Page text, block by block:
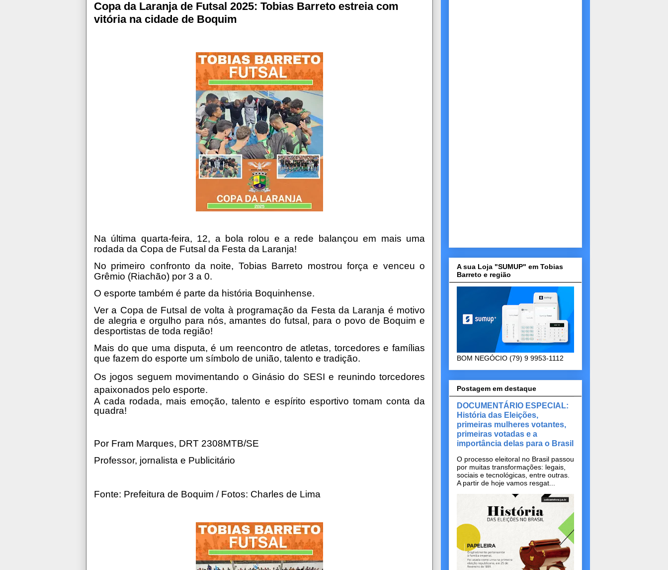
Copa da Laranja de Futsal 2025: Tobias Barreto estreia com
vitória na cidade de Boquim
Na última quarta-feira, 12, a bola rolou e a rede balançou em mais uma
rodada da Copa de Futsal da Festa da Laranja!
No primeiro confronto da noite, Tobias Barreto mostrou força e venceu o
Grêmio (Riachão) por 3 a 0.
O esporte também é parte da história Boquinhense.
Ver a Copa de Futsal de volta à programação da Festa da Laranja é motivo
de alegria e orgulho para nós, amantes do futsal, para o povo de Boquim e
desportistas de toda região!
Mais do que uma disputa, é um reencontro de atletas, torcedores e famílias
que fazem do esporte um símbolo de união, talento e tradição.
Os jogos seguem movimentando o Ginásio do SESI e reunindo torcedores
apaixonados pelo esporte.
A cada rodada, mais emoção, talento e espírito esportivo tomam conta da
quadra!
Por Fram Marques, DRT 2308MTB/SE
Professor, jornalista e Publicitário
Fonte: Prefeitura de Boquim / Fotos: Charles de Lima
A sua Loja "SUMUP" em Tobias
Barreto e região
BOM NEGÓCIO (79) 9 9953-1112
Postagem em destaque
DOCUMENTÁRIO ESPECIAL:
História das Eleições,
primeiras mulheres votantes,
primeiras votadas e a
importância delas para o Brasil
O processo eleitoral no Brasil passou
por muitas transformações: legais,
sociais e tecnológicas, entre outras.
A partir de hoje vamos resgat...